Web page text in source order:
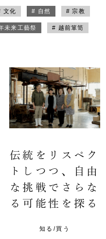
文化 # 自然 # 宗教
未来工藝祭 # 越前箪笥
伝統をリスペク
トしつつ、自由
な挑戦でさらな
る可能性を探る
知る/買う